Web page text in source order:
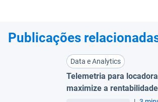
Publicações
Data e Analytics
Telemetria para
maximize a